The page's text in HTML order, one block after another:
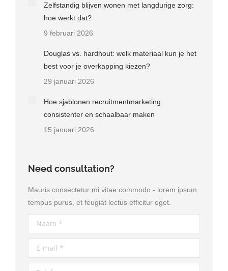
Zelfstandig blijven wonen met langdurige zorg:
hoe werkt dat?
9 februari 2026
Douglas vs. hardhout: welk materiaal kun je het
best voor je overkapping kiezen?
29 januari 2026
Hoe sjablonen recruitmentmarketing
consistenter en schaalbaar maken
15 januari 2026
Need consultation?
Mauris consectetur mi vitae commodo - lorem ipsum
tempus purus, et feugiat lectus efficitur eget.
Naam *
E-mail *
Telefoon